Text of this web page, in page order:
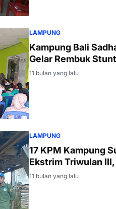
LAMPUNG
Kampung Bali
Gelar Rembuk
11 bulan yang lalu
LAMPUNG
17 KPM Kampung
Ekstrim Triwulan
11 bulan yang lalu